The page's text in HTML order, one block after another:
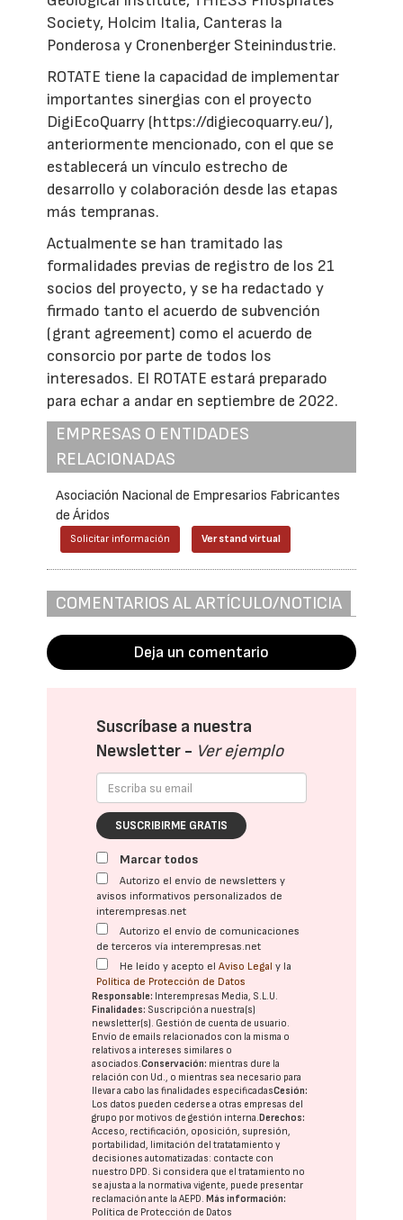
Society, Holcim Italia, Canteras la
Ponderosa y Cronenberger Steinindustrie.
ROTATE tiene la capacidad de implementar
importantes sinergias con el proyecto
DigiEcoQuarry (https://digiecoquarry.eu/),
anteriormente mencionado, con el que se
establecerá un vínculo estrecho de
desarrollo y colaboración desde las etapas
más tempranas.
Actualmente se han tramitado las
formalidades previas de registro de los 21
socios del proyecto, y se ha redactado y
firmado tanto el acuerdo de subvención
(grant agreement) como el acuerdo de
consorcio por parte de todos los
interesados. El ROTATE estará preparado
para echar a andar en septiembre de 2022.
EMPRESAS O ENTIDADES
RELACIONADAS
Asociación Nacional de Empresarios Fabricantes
de Áridos
Solicitar información Ver stand virtual
COMENTARIOS AL ARTÍCULO/NOTICIA
Deja un comentario
Suscríbase a nuestra
Newsletter - Ver ejemplo
SUSCRIBIRME GRATIS
Marcar todos
Autorizo el envío de newsletters y
avisos informativos personalizados de
interempresas.net
Autorizo el envío de comunicaciones
de terceros vía interempresas.net
He leído y acepto elAviso Legal y la
Política de Protección de Datos
Responsable: Interempresas Media, S.L.U.
Finalidades: Suscripción a nuestra(s)
newsletter(s). Gestión de cuenta de usuario.
Envío de emails relacionados con la misma o
relativos a intereses similares o
asociados.Conservación: mientras dure la
relación con Ud., o mientras sea necesario para
llevar a cabo las finalidades especificadasCesión:
Los datos pueden cederse a otras empresas del
grupo por motivos de gestión interna. Derechos:
Acceso, rectificación, oposición, supresión,
portabilidad, limitación del tratatamiento y
decisiones automatizadas: contacte con
nuestro DPD. Si considera que el tratamiento no
se ajusta a la normativa vigente, puede presentar
reclamación ante laAEPD. Más información:
Política de Protección de Datos